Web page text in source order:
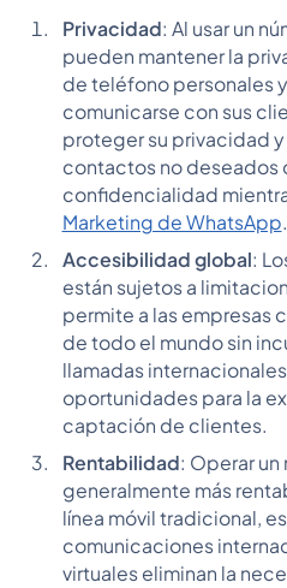
Privacidad: Al usar un
pueden mantener la
de teléfono personales
comunicarse con sus
proteger su privacidad
contactos no deseados
confidencialidad
Marketing de WhatsApp.
Accesibilidad global:
están sujetos a
permite a las empresas
de todo el mundo sin
llamadas
oportunidades para la
captación de clientes.
Rentabilidad: Operar un
generalmente más
línea móvil tradicional,
comunicaciones
virtuales eliminan la